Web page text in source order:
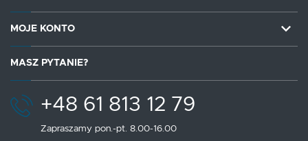
MOJE KONTO
MASZ PYTANIE?
+48 61 813 12 79
Zapraszamy pon.-pt. 8.00-16.00